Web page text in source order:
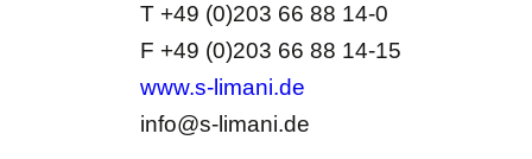
T +49 (0)203 66 88 14-0
F +49 (0)203 66 88 14-15
www.s-limani.de
info@s-limani.de